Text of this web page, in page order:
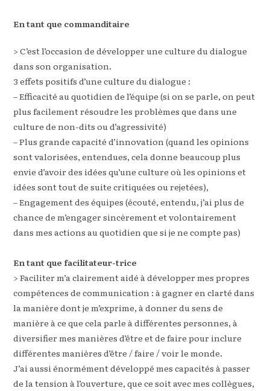
En tant que commanditaire
> C’est l’occasion de développer une culture du dialogue
dans son organisation.
3 effets positifs d’une culture du dialogue :
– Efficacité au quotidien de l’équipe (si on se parle, on peut
plus facilement résoudre les problèmes que dans une
culture de non-dits ou d’agressivité)
– Plus grande capacité d’innovation (quand les opinions
sont valorisées, entendues, cela donne beaucoup plus
envie d’avoir des idées qu’une culture où les opinions et
idées sont tout de suite critiquées ou rejetées),
– Engagement des équipes (écouté, entendu, j’ai plus de
chance de m’engager sincèrement et volontairement
dans mes actions au quotidien que si je ne compte pas)
En tant que facilitateur-trice
> Faciliter m’a clairement aidé à développer mes propres
compétences de communication : à gagner en clarté dans
la manière dont je m’exprime, à donner du sens de
manière à ce que cela parle à différentes personnes, à
diversifier mes manières d’être et de faire pour inclure
différentes manières d’être / faire / voir le monde.
J’ai aussi énormément développé mes capacités à passer
de la tension à l’ouverture, que ce soit avec mes collègues,